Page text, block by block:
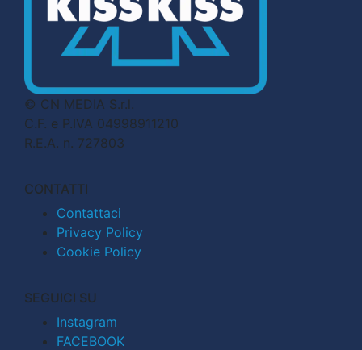
© CN MEDIA S.r.l.
C.F. e P.IVA 04998911210
R.E.A. n. 727803
CONTATTI
Contattaci
Privacy Policy
Cookie Policy
SEGUICI SU
Instagram
FACEBOOK